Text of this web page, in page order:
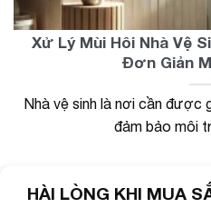
Xử Lý Mùi Hôi Nhà Vệ
Đơn Giản
Nhà vệ sinh là nơi cần được
đảm bảo môi
HÀI LÒNG KHI MUA